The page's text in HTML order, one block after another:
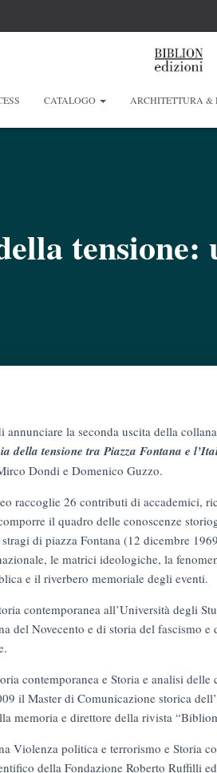
CATALOGO ARCHITETTURA &
la seconda uscita della
della tensione tra Piazza Fontana e
Dondi e Domenico Guzzo.
raccoglie 26 contributi di accademici,
il quadro delle conoscenze
stragi di piazza Fontana (12 dicembre
le matrici ideologiche, la
e il riverbero memoriale degli eventi.
contemporanea all’Università degli
del Novecento e di storia del fascismo
contemporanea e Storia e analisi
il Master di Comunicazione storica
memoria e direttore della rivista
Violenza politica e terrorismo e Storia
della Fondazione Roberto Ruffilli